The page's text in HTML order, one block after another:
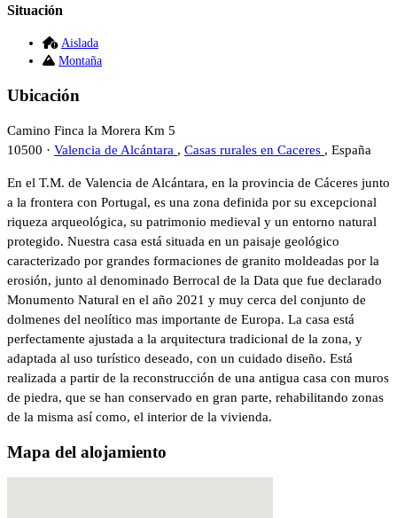
Situación
Aislada
Montaña
Ubicación
Camino Finca la Morera Km 5
10500 · Valencia de Alcántara , Casas rurales en Caceres , España
En el T.M. de Valencia de Alcántara, en la provincia de Cáceres junto
a la frontera con Portugal, es una zona definida por su excepcional
riqueza arqueológica, su patrimonio medieval y un entorno natural
protegido. Nuestra casa está situada en un paisaje geológico
caracterizado por grandes formaciones de granito moldeadas por la
erosión, junto al denominado Berrocal de la Data que fue declarado
Monumento Natural en el año 2021 y muy cerca del conjunto de
dolmenes del neolítico mas importante de Europa. La casa está
perfectamente ajustada a la arquitectura tradicional de la zona, y
adaptada al uso turístico deseado, con un cuidado diseño. Está
realizada a partir de la reconstrucción de una antigua casa con muros
de piedra, que se han conservado en gran parte, rehabilitando zonas
de la misma así como, el interior de la vivienda.
Mapa del alojamiento